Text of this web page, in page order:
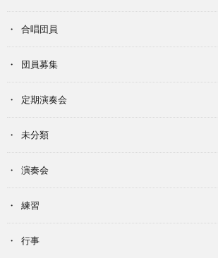
合唱団員
団員募集
定期演奏会
未分類
演奏会
練習
行事